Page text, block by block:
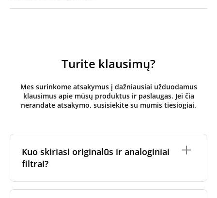
Turite klausimų?
Mes surinkome atsakymus į dažniausiai užduodamus
klausimus apie mūsų produktus ir paslaugas. Jei čia
nerandate atsakymo, susisiekite su mumis tiesiogiai.
Kuo skiriasi originalūs ir analoginiai
filtrai?